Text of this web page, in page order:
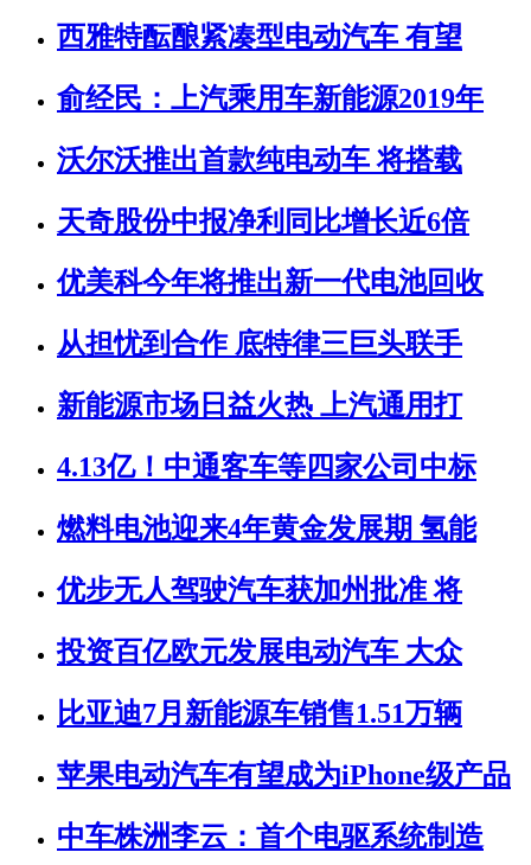
西雅特酝酿紧凑型电动汽车 有望
俞经民：上汽乘用车新能源2019年
沃尔沃推出首款纯电动车 将搭载
天奇股份中报净利同比增长近6倍
优美科今年将推出新一代电池回收
从担忧到合作 底特律三巨头联手
新能源市场日益火热 上汽通用打
4.13亿！中通客车等四家公司中标
燃料电池迎来4年黄金发展期 氢能
优步无人驾驶汽车获加州批准 将
投资百亿欧元发展电动汽车 大众
比亚迪7月新能源车销售1.51万辆
苹果电动汽车有望成为iPhone级产品
中车株洲李云：首个电驱系统制造